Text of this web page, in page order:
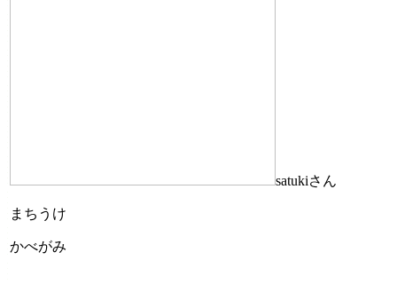
satukiさん
まちうけ
かべがみ